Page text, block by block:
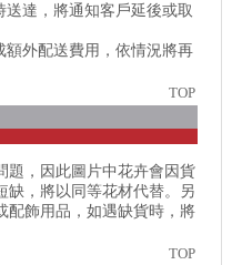
達，將通知客戶延後或取
外配送費用，依情況將再
TOP
題，因此圖片中花卉會因貨
缺，將以同等花材代替。另
配飾用品，如遇缺貨時，將
TOP